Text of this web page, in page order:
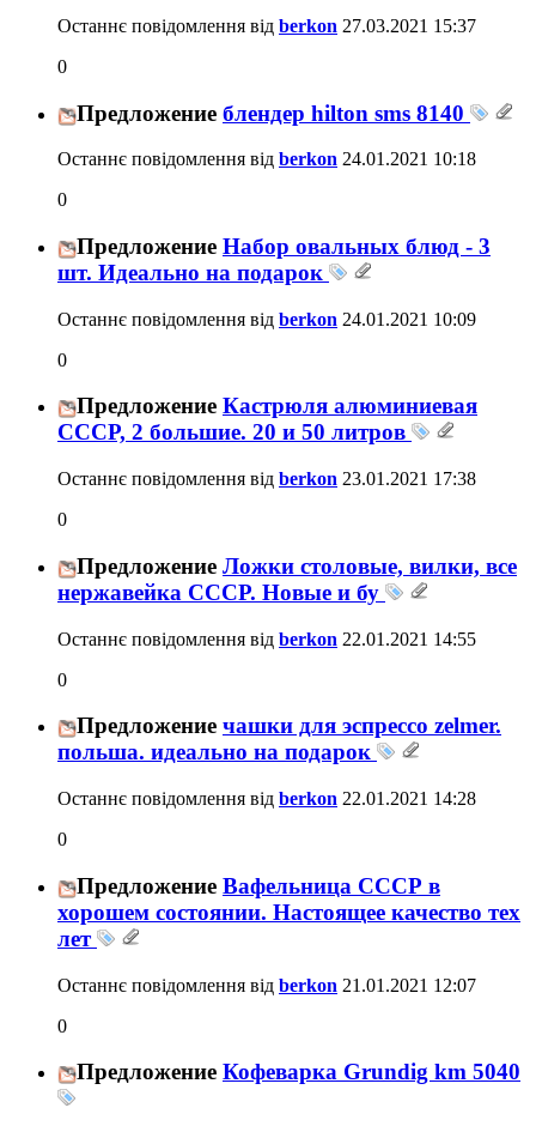
Останнє повідомлення від berkon 27.03.2021 15:37
0
Предложение блендер hilton sms 8140
Останнє повідомлення від berkon 24.01.2021 10:18
0
Предложение Набор овальных блюд - 3
шт. Идеально на подарок
Останнє повідомлення від berkon 24.01.2021 10:09
0
Предложение Кастрюля алюминиевая
СССР, 2 большие. 20 и 50 литров
Останнє повідомлення від berkon 23.01.2021 17:38
0
Предложение Ложки столовые, вилки, все
нержавейка СССР. Новые и бу
Останнє повідомлення від berkon 22.01.2021 14:55
0
Предложение чашки для эспрессо zelmer.
польша. идеально на подарок
Останнє повідомлення від berkon 22.01.2021 14:28
0
Предложение Вафельница СССР в
хорошем состоянии. Настоящее качество тех
лет
Останнє повідомлення від berkon 21.01.2021 12:07
0
Предложение Кофеварка Grundig km 5040